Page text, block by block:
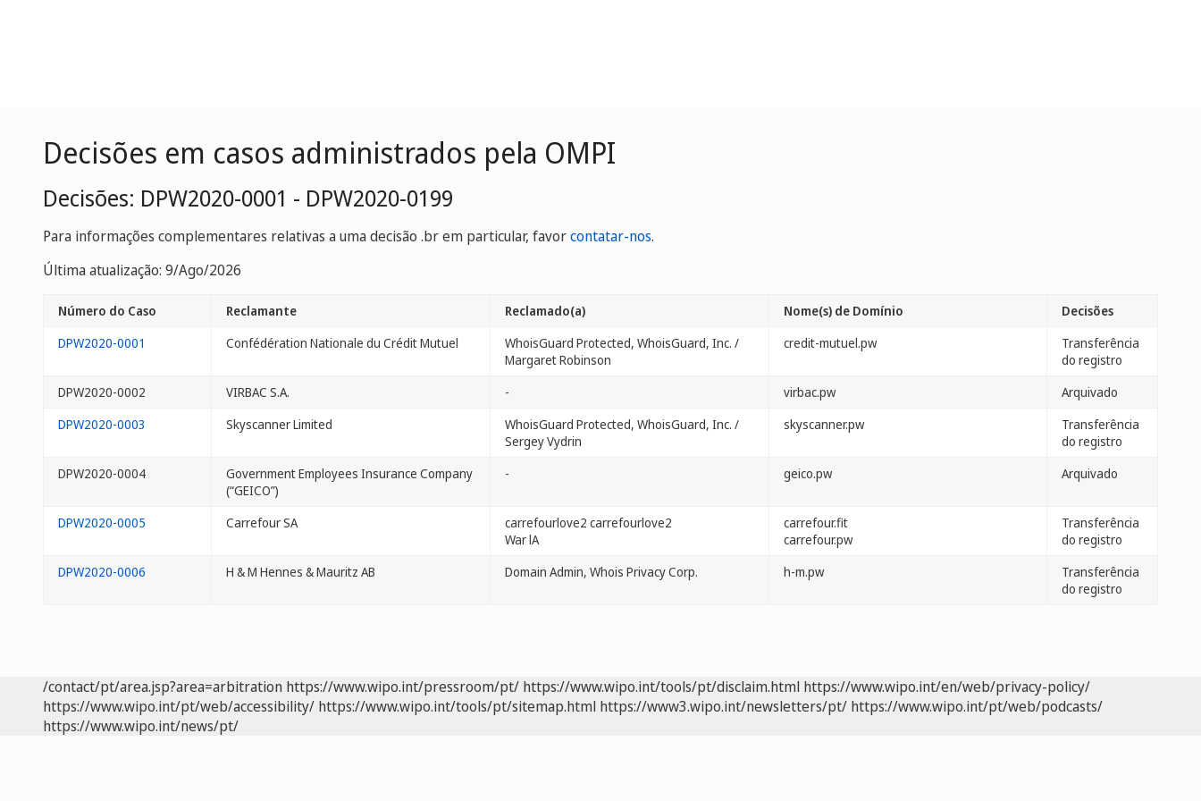
Decisões em casos administrados pela OMPI
Decisões: DPW2020-0001 - DPW2020-0199
Para informações complementares relativas a uma decisão .br em particular, favorcontatar-nos.
Última atualização: 9/Ago/2026
Número do Caso Reclamante Reclamado(a) Nome(s) de Domínio
Decisões
DPW2020-0001
Confédération Nationale du Crédit Mutuel
WhoisGuard Protected, WhoisGuard, Inc. /
Margaret Robinson
credit-mutuel.pw
Transferência
do registro
DPW2020-0002
VIRBAC S.A. - virbac.pw
Arquivado
DPW2020-0003
Skyscanner Limited
WhoisGuard Protected, WhoisGuard, Inc. /
Sergey Vydrin
skyscanner.pw
Transferência
do registro
DPW2020-0004
Government Employees Insurance Company
(“GEICO”)
- geico.pw Arquivado
DPW2020-0005 Carrefour SA
carrefourlove2 carrefourlove2
War lA
carrefour.fit
carrefour.pw
Transferência
do registro
DPW2020-0006
H & M Hennes & Mauritz AB Domain Admin, Whois Privacy Corp. h-m.pw
Transferência
do registro
/contact/pt/area.jsp?area=arbitration https://www.wipo.int/pressroom/pt/ https://www.wipo.int/tools/pt/disclaim.html https://www.wipo.int/en/web/privacy-policy/
https://www.wipo.int/pt/web/accessibility/ https://www.wipo.int/tools/pt/sitemap.html https://www3.wipo.int/newsletters/pt/ https://www.wipo.int/pt/web/podcasts/
https://www.wipo.int/news/pt/